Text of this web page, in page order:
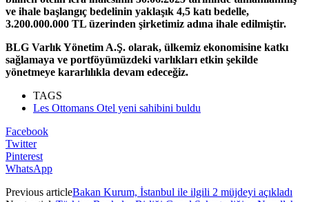
ve ihale başlangıç bedelinin yaklaşık 4,5 katı bedelle,
3.200.000.000 TL üzerinden şirketimiz adına ihale edilmiştir.
BLG Varlık Yönetim A.Ş. olarak, ülkemiz ekonomisine katkı
sağlamaya ve portföyümüzdeki varlıkları etkin şekilde
yönetmeye kararlılıkla devam edeceğiz.
TAGS
Les Ottomans Otel yeni sahibini buldu
Facebook
Twitter
Pinterest
WhatsApp
Previous articleBakan Kurum, İstanbul ile ilgili 2 müjdeyi açıkladı